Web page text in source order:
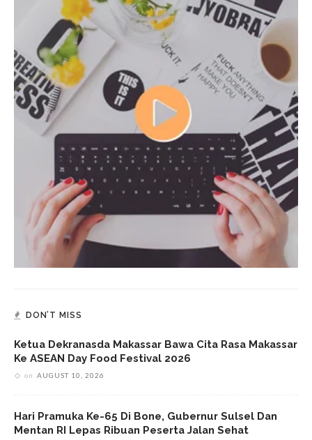
DON’T MISS
Ketua Dekranasda Makassar Bawa Cita Rasa Makassar
Ke ASEAN Day Food Festival 2026
on AUGUST 10, 2026
Hari Pramuka Ke-65 Di Bone, Gubernur Sulsel Dan
Mentan RI Lepas Ribuan Peserta Jalan Sehat